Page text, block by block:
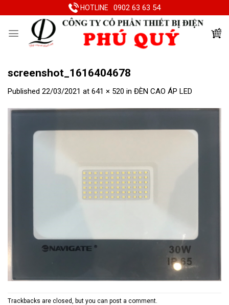
to
HOTLINE 0902 63 63 54
screenshot_1616404678
Published 22/03/2021 at 641 × 520 in ĐÈN CAO ÁP LED
Trackbacks are closed, but you can post a comment